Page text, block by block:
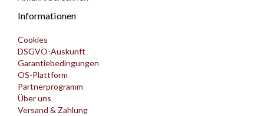
Informationen
Cookies
DSGVO-Auskunft
Garantiebedingungen
OS-Plattform
Partnerprogramm
Über uns
Versand & Zahlung